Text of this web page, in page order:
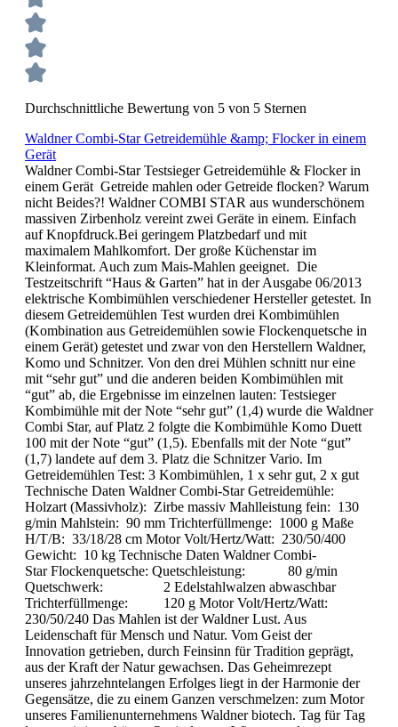
Durchschnittliche Bewertung von 5 von 5 Sternen
Waldner Combi-Star Getreidemühle &amp; Flocker in einem
Gerät
Waldner Combi-Star Testsieger Getreidemühle & Flocker in
einem Gerät Getreide mahlen oder Getreide flocken? Warum
nicht Beides?! Waldner COMBI STAR aus wunderschönem
massiven Zirbenholz vereint zwei Geräte in einem. Einfach
auf Knopfdruck.Bei geringem Platzbedarf und mit
maximalem Mahlkomfort. Der große Küchenstar im
Kleinformat. Auch zum Mais-Mahlen geeignet. Die
Testzeitschrift “Haus & Garten” hat in der Ausgabe 06/2013
elektrische Kombimühlen verschiedener Hersteller getestet. In
diesem Getreidemühlen Test wurden drei Kombimühlen
(Kombination aus Getreidemühlen sowie Flockenquetsche in
einem Gerät) getestet und zwar von den Herstellern Waldner,
Komo und Schnitzer. Von den drei Mühlen schnitt nur eine
mit “sehr gut” und die anderen beiden Kombimühlen mit
“gut” ab, die Ergebnisse im einzelnen lauten: Testsieger
Kombimühle mit der Note “sehr gut” (1,4) wurde die Waldner
Combi Star, auf Platz 2 folgte die Kombimühle Komo Duett
100 mit der Note “gut” (1,5). Ebenfalls mit der Note “gut”
(1,7) landete auf dem 3. Platz die Schnitzer Vario. Im
Getreidemühlen Test: 3 Kombimühlen, 1 x sehr gut, 2 x gut
Technische Daten Waldner Combi-Star Getreidemühle:
Holzart (Massivholz): Zirbe massiv Mahlleistung fein: 130
g/min Mahlstein: 90 mm Trichterfüllmenge: 1000 g Maße
H/T/B: 33/18/28 cm Motor Volt/Hertz/Watt: 230/50/400
Gewicht: 10 kg Technische Daten Waldner Combi-
Star Flockenquetsche: Quetschleistung: 80 g/min
Quetschwerk: 2 Edelstahlwalzen abwaschbar
Trichterfüllmenge: 120 g Motor Volt/Hertz/Watt:
230/50/240 Das Mahlen ist der Waldner Lust. Aus
Leidenschaft für Mensch und Natur. Vom Geist der
Innovation getrieben, durch Feinsinn für Tradition geprägt,
aus der Kraft der Natur gewachsen. Das Geheimrezept
unseres jahrzehntelangen Erfolges liegt in der Harmonie der
Gegensätze, die zu einem Ganzen verschmelzen: zum Motor
unseres Familienunternehmens Waldner biotech. Tag für Tag